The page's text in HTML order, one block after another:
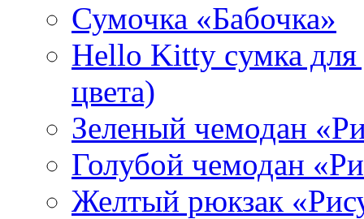
Сумочка «Бабочка»
Hello Kitty cумка для
цвета)
Зеленый чемодан
Голубой чемодан
Желтый рюкзак